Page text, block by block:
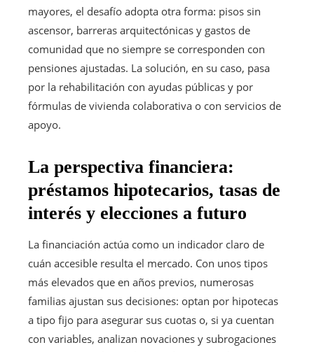
mayores, el desafío adopta otra forma: pisos sin
ascensor, barreras arquitectónicas y gastos de
comunidad que no siempre se corresponden con
pensiones ajustadas. La solución, en su caso, pasa
por la rehabilitación con ayudas públicas y por
fórmulas de vivienda colaborativa o con servicios de
apoyo.
La perspectiva financiera:
préstamos hipotecarios, tasas de
interés y elecciones a futuro
La financiación actúa como un indicador claro de
cuán accesible resulta el mercado. Con unos tipos
más elevados que en años previos, numerosas
familias ajustan sus decisiones: optan por hipotecas
a tipo fijo para asegurar sus cuotas o, si ya cuentan
con variables, analizan novaciones y subrogaciones